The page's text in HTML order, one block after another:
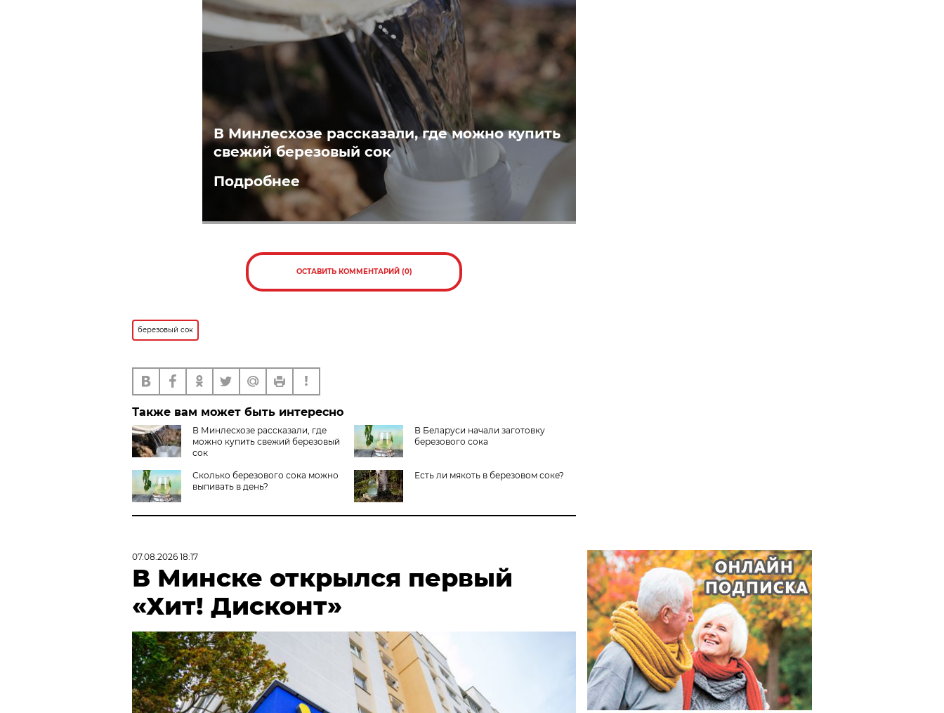
В Минлесхозе рассказали, где можно купить
свежий березовый сок
Подробнее
ОСТАВИТЬ КОММЕНТАРИЙ (0)
березовый сок
Также вам может быть интересно
В Минлесхозе рассказали, где
можно купить свежий березовый
сок
В Беларуси начали заготовку
березового сока
Сколько березового сока можно
выпивать в день?
Есть ли мякоть в березовом соке?
07.08.2026 18:17
В Минске открылся первый
«Хит! Дисконт»